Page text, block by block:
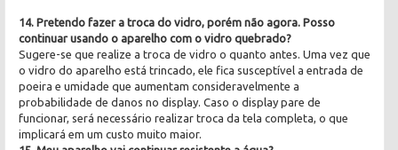
14. Pretendo fazer a troca do vidro, porém não agora. Posso
continuar usando o aparelho com o vidro quebrado?
Sugere-se que realize a troca de vidro o quanto antes. Uma vez que
o vidro do aparelho está trincado, ele fica susceptível a entrada de
poeira e umidade que aumentam consideravelmente a
probabilidade de danos no display. Caso o display pare de
funcionar, será necessário realizar troca da tela completa, o que
implicará em um custo muito maior.